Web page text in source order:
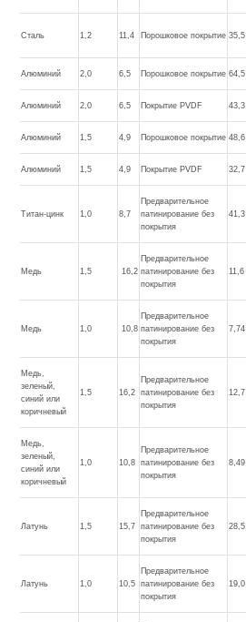
Сталь 1,2 11,4 Порошковое покрытие 35,5
Алюминий 2,0 6,5 Порошковое покрытие 64,5
Алюминий 2,0 6,5 Покрытие PVDF 43,3
Алюминий 1,5 4,9 Порошковое покрытие 48,6
Алюминий 1,5 4,9 Покрытие PVDF 32,7
Титан-цинк 1,0 8,7
Предварительное
патинирование без
покрытия
41,3
Медь 1,5 16,2
Предварительное
патинирование без
покрытия
11,6
Медь 1,0 10,8
Предварительное
патинирование без
покрытия
7,74
Медь,
зеленый,
синий или
коричневый
1,5 16,2
Предварительное
патинирование без
покрытия
12,7
Медь,
зеленый,
синий или
коричневый
1,0 10,8
Предварительное
патинирование без
покрытия
8,49
Латунь 1,5 15,7
Предварительное
патинирование без
покрытия
28,5
Латунь 1,0 10,5
Предварительное
патинирование без
покрытия
19,0